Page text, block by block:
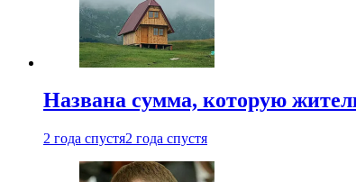
Названа сумма, которую
2 года спустя2 года спустя